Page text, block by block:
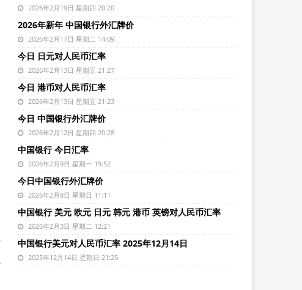
2026年2月19日 星期四 20:20
2026年新年 中国银行外汇牌价
2026年2月17日 星期二 14:09
今日 日元对人民币汇率
2026年2月13日 星期五 21:27
今日 港币对人民币汇率
2026年2月13日 星期五 21:23
今日 中国银行外汇牌价
2026年2月12日 星期四 20:28
中国银行 今日汇率
2026年2月9日 星期一 19:52
今日中国银行外汇牌价
2026年2月8日 星期日 11:11
中国银行 美元 欧元 日元 韩元 港币 英镑对人民币汇率
2026年2月3日 星期二 12:21
中国银行美元对人民币汇率 2025年12月14日
2025年12月14日 星期日 21:25